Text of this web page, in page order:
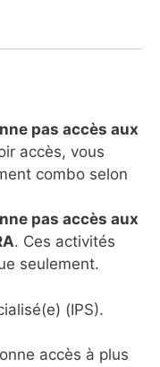
pas accès aux
accès, vous
combo selon
pas accès aux
. Ces activités
seulement.
(IPS).
accès à plus